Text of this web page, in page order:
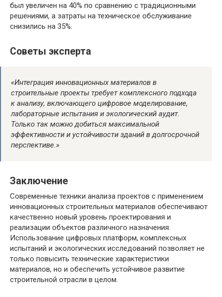
был увеличен на 40% по сравнению с традиционными
решениями, а затраты на техническое обслуживание
снизились на 35%.
Советы эксперта
«Интеграция инновационных материалов в
строительные проекты требует комплексного подхода
к анализу, включающего цифровое моделирование,
лабораторные испытания и экологический аудит.
Только так можно добиться максимальной
эффективности и устойчивости зданий в долгосрочной
перспективе.»
Заключение
Современные техники анализа проектов с применением
инновационных строительных материалов обеспечивают
качественно новый уровень проектирования и
реализации объектов различного назначения.
Использование цифровых платформ, комплексных
испытаний и экологических исследований позволяет не
только повысить технические характеристики
материалов, но и обеспечить устойчивое развитие
строительной отрасли в целом.